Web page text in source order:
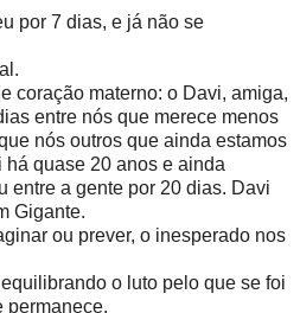
por 7 dias, e já não se
coração materno: o Davi, amiga,
entre nós que merece menos
nós outros que ainda estamos
quase 20 anos e ainda
entre a gente por 20 dias. Davi
Gigante.
ou prever, o inesperado nos
o luto pelo que se foi
permanece.